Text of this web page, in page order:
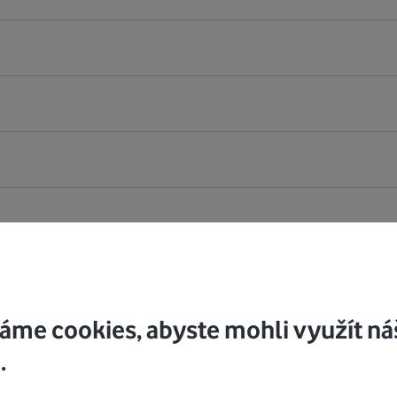
cookies, abyste mohli využít